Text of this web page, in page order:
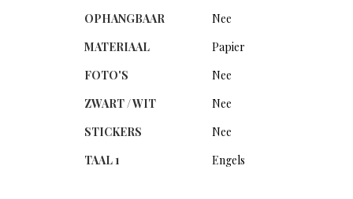
OPHANGBAAR
Nee
MATERIAAL
Papier
FOTO'S
Nee
ZWART / WIT
Nee
STICKERS
Nee
TAAL 1
Engels